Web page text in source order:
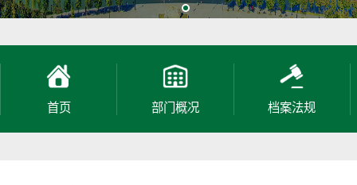
首页 部门概况 档案法规